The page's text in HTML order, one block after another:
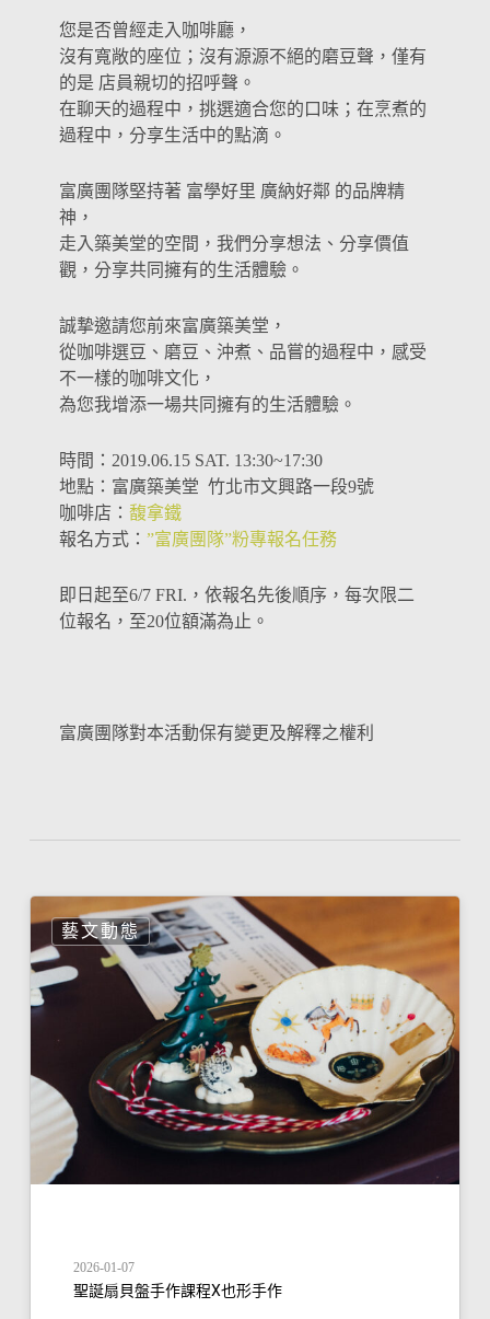
您是否曾經走入咖啡廳，
沒有寬敞的座位；沒有源源不絕的磨豆聲，僅有
的是 店員親切的招呼聲。
在聊天的過程中，挑選適合您的口味；在烹煮的
過程中，分享生活中的點滴。
富廣團隊堅持著 富學好里 廣納好鄰 的品牌精
神，
走入築美堂的空間，我們分享想法、分享價值
觀，分享共同擁有的生活體驗。
誠摯邀請您前來富廣築美堂，
從咖啡選豆、磨豆、沖煮、品嘗的過程中，感受
不一樣的咖啡文化，
為您我增添一場共同擁有的生活體驗。
時間：2019.06.15 SAT. 13:30~17:30
地點：富廣築美堂 竹北市文興路一段9號
咖啡店： 馥拿鐵
報名方式： ”富廣團隊”粉專報名任務
即日起至6/7 FRI.，依報名先後順序，每次限二
位報名，至20位額滿為止。
富廣團隊對本活動保有變更及解釋之權利
藝文動態
2026-01-07
聖誕扇貝盤手作課程X也形手作